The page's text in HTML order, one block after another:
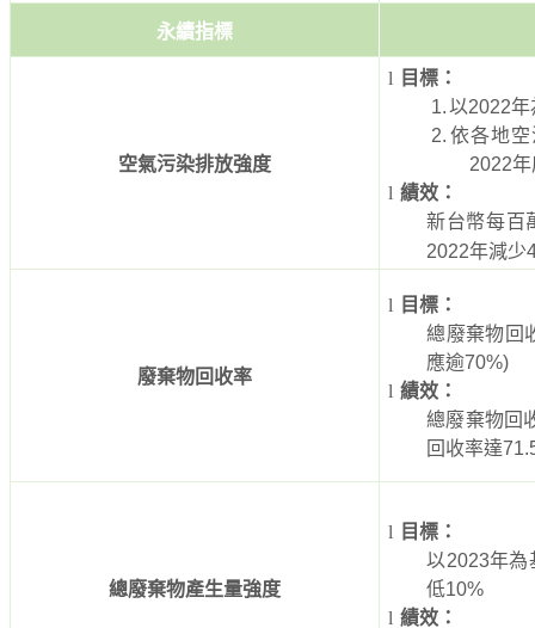
永續指標
空氣污染排放強度
l
目標：
1.以2022年
2. 依各地
2022年
l 績效：
新台幣每百
2022年減少
廢棄物回收率
l
目標：
總廢棄物回
應逾70%)
l 績效：
總廢棄物回
回收率達
總廢棄物產生量強度
l
目標：
以2023年為
低10%
l 績效：